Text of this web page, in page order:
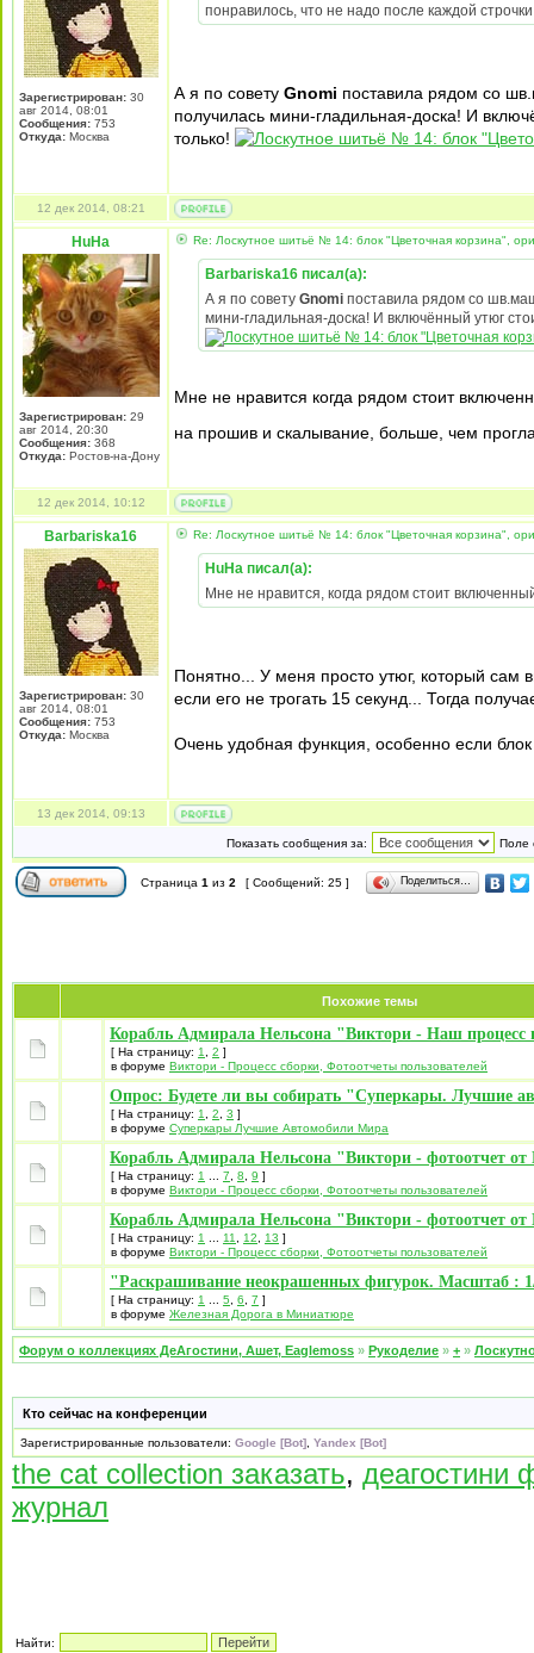
Зарегистрирован: 30
авг 2014, 08:01
Сообщения: 753
Откуда: Москва
понравилось, что не надо после каждой
А я по совету Gnomi поставила рядом со
получилась мини-гладильная-доска! И
только!
12 дек 2014, 08:21
HuHa
Зарегистрирован: 29
авг 2014, 20:30
Сообщения: 368
Откуда: Ростов-на-Дону
Re: Лоскутное шитьё № 14: блок "Цветочная корзина",
Barbariska16 писал(а):
А я по совету Gnomi поставила рядом со
мини-гладильная-доска! И включённый утюг
Мне не нравится когда рядом стоит
на прошив и скалывание, больше, чем
12 дек 2014, 10:12
Barbariska16
Зарегистрирован: 30
авг 2014, 08:01
Сообщения: 753
Откуда: Москва
Re: Лоскутное шитьё № 14: блок "Цветочная корзина",
HuHa писал(а):
Мне не нравится, когда рядом стоит
Понятно... У меня просто утюг, который сам
если его не трогать 15 секунд... Тогда
Очень удобная функция, особенно если
13 дек 2014, 09:13
Показать сообщения за: Поле
Страница 1 из 2 [ Сообщений: 25 ] Поделиться…
Похожие темы
Корабль Адмирала Нельсона "Виктори - Наш процесс
[ На страницу: 1 2 ]
в форуме Виктори - Процесс сборки, Фотоотчеты пользователей
Опрос: Будете ли вы собирать "Суперкары. Лучшие
[ На страницу: 1 2 3 ]
в форуме Суперкары Лучшие Автомобили Mира
Корабль Адмирала Нельсона "Виктори - фотоотчет от
[ На страницу: 1 7 8 9 ]
в форуме Виктори - Процесс сборки, Фотоотчеты пользователей
Корабль Адмирала Нельсона "Виктори - фотоотчет от
[ На страницу: 1 11 12 13 ]
в форуме Виктори - Процесс сборки, Фотоотчеты пользователей
"Раскрашивание неокрашенных фигурок. Масштаб :
[ На страницу: 1 5 6 7 ]
в форуме Железная Дорога в Миниатюре
Форум о коллекциях ДеАгостини, Ашет, Eaglemoss » Рукоделие » + »
Кто сейчас на конференции
Зарегистрированные пользователи: Google [Bot] Yandex [Bot]
the cat collection заказать, деагостини
журнал
Найти: